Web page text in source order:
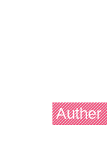
Auther